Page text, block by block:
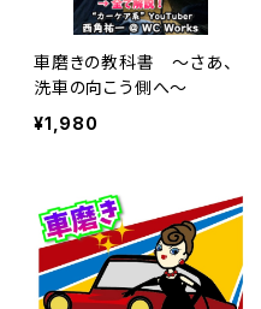
車磨きの教科書 ～さあ、
洗車の向こう側へ～
¥1,980